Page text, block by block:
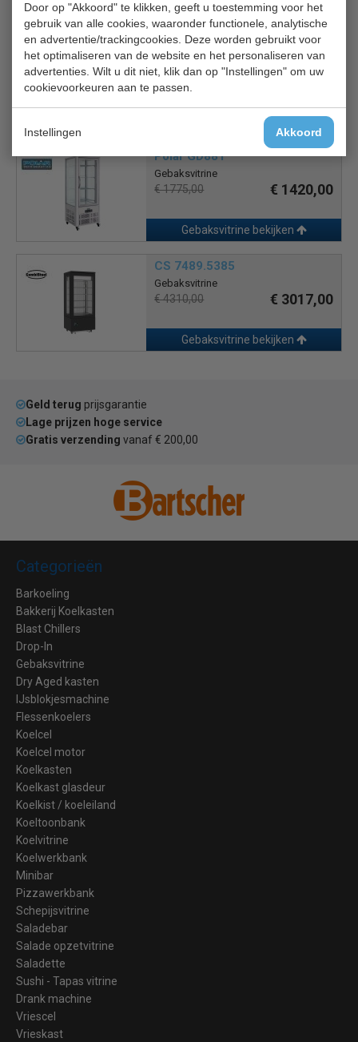
Door op "Akkoord" te klikken, geeft u toestemming voor het
gebruik van alle cookies, waaronder functionele, analytische
en advertentie/trackingcookies. Deze worden gebruikt voor
het optimaliseren van de website en het personaliseren van
advertenties. Wilt u dit niet, klik dan op "Instellingen" om uw
cookievoorkeuren aan te passen.
Instellingen Akkoord
Gebaksvitrine bekijken
Bartscher 400 L
€ 3844,80 € 3076,00
Gebaksvitrine bekijken
Polar GD881
Gebaksvitrine
€ 1775,00 € 1420,00
Gebaksvitrine bekijken
CS 7489.5385
Gebaksvitrine
€ 4310,00 € 3017,00
Gebaksvitrine bekijken
Geld terug prijsgarantie
Lage prijzen hoge service
Gratis verzending vanaf € 200,00
Categorieën
Barkoeling
Bakkerij Koelkasten
Blast Chillers
Drop-In
Gebaksvitrine
Dry Aged kasten
IJsblokjesmachine
Flessenkoelers
Koelcel
Koelcel motor
Koelkasten
Koelkast glasdeur
Koelkist / koeleiland
Koeltoonbank
Koelvitrine
Koelwerkbank
Minibar
Pizzawerkbank
Schepijsvitrine
Saladebar
Salade opzetvitrine
Saladette
Sushi - Tapas vitrine
Drank machine
Vriescel
Vrieskast